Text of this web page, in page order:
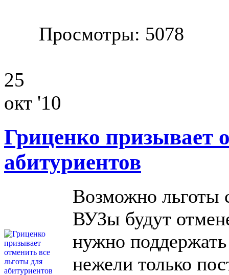
Просмотры: 5078
25
окт '10
Гриценко призывает
абитуриентов
Возможно льготы
ВУЗы будут
нужно
нежели только